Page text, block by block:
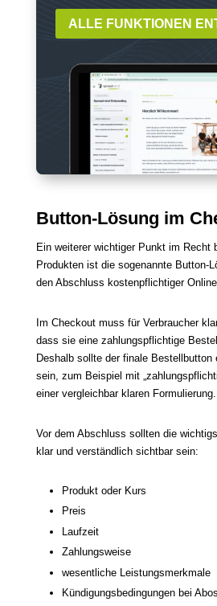
ALLE FUNKTIONEN
Button-Lösung im
Ein weiterer wichtiger Punkt im Recht
Produkten ist die sogenannte Button-
den Abschluss kostenpflichtiger
Im Checkout muss für Verbraucher
dass sie eine zahlungspflichtige
Deshalb sollte der finale Bestellbutton
sein, zum Beispiel mit
einer vergleichbar klaren Formulierung.
Vor dem Abschluss sollten die
klar und verständlich sichtbar sein:
Produkt oder Kurs
Preis
Laufzeit
Zahlungsweise
wesentliche Leistungsmerkmale
Kündigungsbedingungen bei Abos